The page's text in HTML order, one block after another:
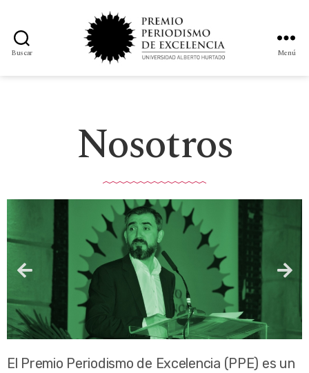
Buscar Menú
Nosotros
El Premio Periodismo de Excelencia (PPE) es un